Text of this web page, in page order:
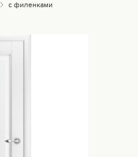
с филенками